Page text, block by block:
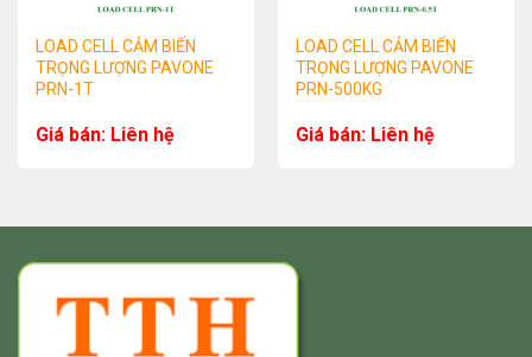
LOAD CELL CẢM BIẾN
TRỌNG LƯỢNG PAVONE
PRN-1T
Giá bán: Liên hệ
LOAD CELL CẢM BIẾN
TRỌNG LƯỢNG PAVONE
PRN-500KG
Giá bán: Liên hệ